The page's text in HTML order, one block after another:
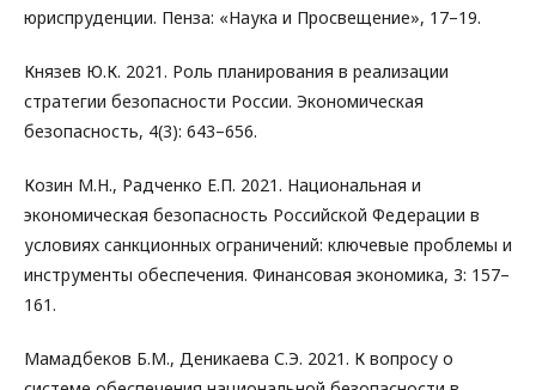
юриспруденции. Пенза: «Наука и Просвещение», 17–19.
Князев Ю.К. 2021. Роль планирования в реализации
стратегии безопасности России. Экономическая
безопасность, 4(3): 643–656.
Козин М.Н., Радченко Е.П. 2021. Национальная и
экономическая безопасность Российской Федерации в
условиях санкционных ограничений: ключевые проблемы и
инструменты обеспечения. Финансовая экономика, 3: 157–
161.
Мамадбеков Б.М., Деникаева С.Э. 2021. К вопросу о